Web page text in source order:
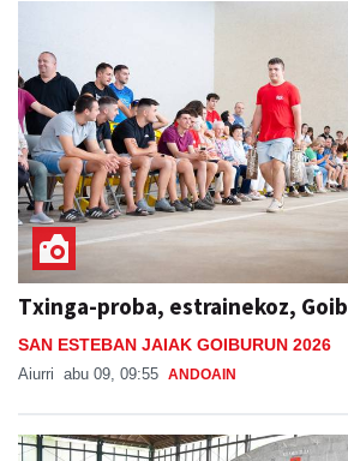
Txinga-proba, estrainekoz,
SAN ESTEBAN JAIAK GOIBURUN 2026
Aiurri abu 09, 09:55 ANDOAIN